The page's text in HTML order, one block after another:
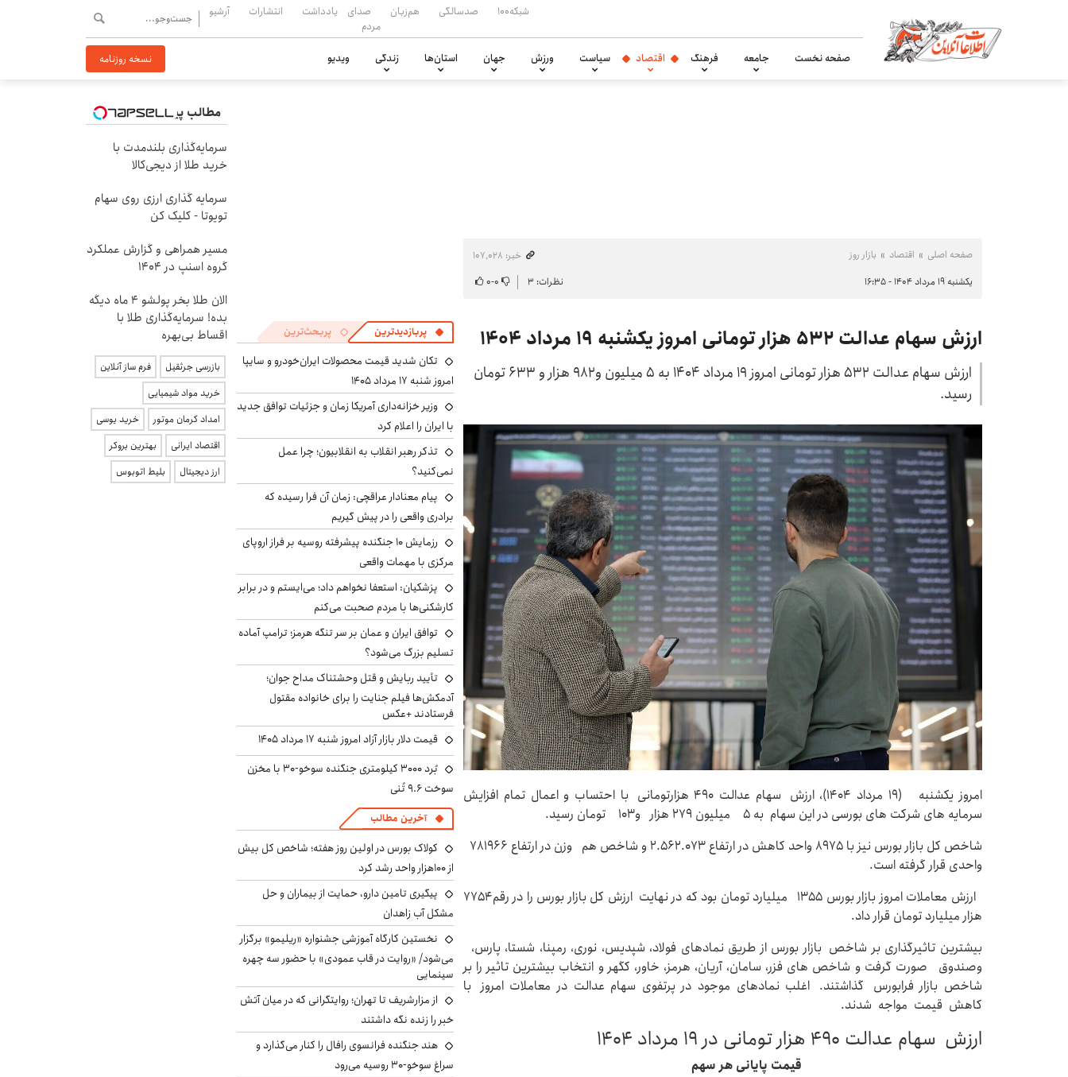
شبکه۱۰۰ صدسالگی هم‌زبان
صدای
مردم
یادداشت انتشارات آرشیو
صفحه نخست جامعه فرهنگ اقتصاد سیاست ورزش جهان استان‌ها زندگی ویدیو نسخه روزنامه
صفحه اصلی اقتصاد بازار روز
خبر: ۱۰۷٬۰۲۸
یکشنبه ۱۹ مرداد ۱۴۰۴ - ۱۶:۳۵
نظرات: ۳ ۰-۰
ارزش سهام عدالت ۵۳۲ هزار تومانی امروز یکشنبه ۱۹ مرداد ۱۴۰۴
ارزش سهام عدالت ۵۳۲ هزار تومانی امروز ۱۹ مرداد ۱۴۰۴ به ۵ میلیون و۹۸۲ هزار و ۶۳۳ تومان
رسید.
امروز یکشنبه (۱۹ مرداد ۱۴۰۴)، ارزش سهام عدالت ۴۹۰ هزارتومانی با احتساب و اعمال تمام افزایش
سرمایه های شرکت های بورسی در این سهام به ۵ میلیون ۲۷۹ هزار و۱۰۳ تومان رسید.
واحدی قرار گرفته است.
ارزش معاملات امروز بازار بورس ۱۳۵۵ میلیارد تومان بود که در نهایت ارزش کل بازار بورس را در رقم۷۷۵۴
هزار میلیارد تومان قرار داد.
بیشترین تاثیرگذاری بر شاخص بازار بورس از طریق نمادهای فولاد، شپدیس، نوری، رمپنا، شستا، پارس،
وصندوق صورت گرفت و شاخص های فزر، سامان، آریان، هرمز، خاور، کگهر و انتخاب بیشترین تاثیر را بر
شاخص بازار فرابورس گذاشتند. اغلب نمادهای موجود در پرتفوی سهام عدالت در معاملات امروز با
کاهش قیمت مواجه شدند.
ارزش سهام عدالت ۴۹۰ هزار تومانی در ۱۹ مرداد ۱۴۰۴
قیمت پایانی هر سهم
پربازدیدترین پربحث‌ترین
تکان شدید قیمت محصولات ایران‌خودرو و سایپا
امروز شنبه ۱۷ مرداد ۱۴۰۵
وزیر خزانه‌داری آمریکا زمان و جزئیات توافق جدید
با ایران را اعلام کرد
تذکر رهبر انقلاب به انقلابیون؛ چرا عمل
نمی‌کنید؟
پیام معنادار عراقچی: زمان آن فرا رسیده که
برادری واقعی را در پیش گیریم
رزمایش ۱۰ جنگنده پیشرفته روسیه بر فراز اروپای
مرکزی با مهمات واقعی
پزشکیان: استعفا نخواهم داد؛ می‌ایستم و در برابر
کارشکنی‌ها با مردم صحبت می‌کنم
توافق ایران و عمان بر سر تنگه هرمز؛ ترامپ آماده
تسلیم بزرگ می‌شود؟
تأیید ربایش و قتل وحشتناک مداح جوان؛
آدمکش‌ها فیلم جنایت را برای خانواده مقتول
فرستادند +عکس
قیمت دلار بازار آزاد امروز شنبه ۱۷ مرداد ۱۴۰۵
بُرد ۳۰۰۰ کیلومتری جنگنده سوخو-۳۰ با مخزن
سوخت ۹.۶ تُنی
آخرین مطالب
کولاک بورس در اولین روز هفته؛ شاخص کل بیش
از ۱۰۰هزار واحد رشد کرد
پیگیری تامین دارو، حمایت از بیماران و حل
مشکل آب زاهدان
نخستین کارگاه آموزشی جشنواره «ریلیمو» برگزار
می‌شود/ «روایت در قاب عمودی» با حضور سه چهره
سینمایی
از مزارشریف تا تهران؛ روایتگرانی که در میان آتش
خبر را زنده نگه داشتند
هند جنگنده فرانسوی رافال را کنار می‌گذارد و
سراغ سوخو-30 روسیه می‌رود
مطالب پیشنهادی
سرمایه‌گذاری بلندمدت با
خرید طلا از دیجی‌کالا
سرمایه گذاری ارزی روی سهام
تویوتا - کلیک کن
مسیر همراهی و گزارش عملکرد
گروه اسنپ در ۱۴۰۴
الان طلا بخر پولشو 4 ماه دیگه
بده! سرمایه‌گذاری طلا با
اقساط بی‌بهره
بازرسی جرثقیل
فرم ساز آنلاین
خرید مواد شیمیایی
امداد کرمان موتور
خرید یوسی
اقتصاد ایرانی
بهترین بروکر
ارز دیجیتال
بلیط اتوبوس